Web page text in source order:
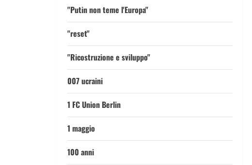
"Putin non teme l'Europa"
"reset"
"Ricostruzione e sviluppo"
007 ucraini
1 FC Union Berlin
1 maggio
100 anni